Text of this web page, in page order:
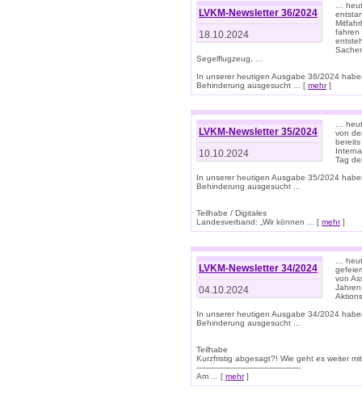
LVKM-Newsletter 36/2024
18.10.2024
…
fahren
Segelflugzeug, …
In unserer heutigen Ausgabe 36/2024
Behinderung ausgesucht ... [ mehr]
LVKM-Newsletter 35/2024
10.10.2024
…
von
bereits
Tag
In unserer heutigen Ausgabe 35/2024
Behinderung ausgesucht ...
Teilhabe / Digitales
Landesverband: „Wir können ... [ mehr]
LVKM-Newsletter 34/2024
04.10.2024
…
von
In unserer heutigen Ausgabe 34/2024
Behinderung ausgesucht ...
Teilhabe
Kurzfristig abgesagt?! Wie geht es weiter
-------------------------------------------
Am ... [ mehr]